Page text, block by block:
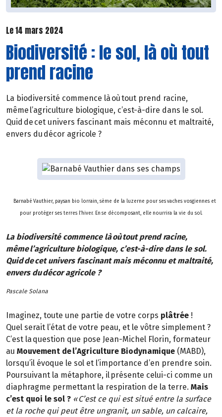
Le 14 mars 2024
Biodiversité : le sol, là où tout
prend racine
La biodiversité commence là où tout prend racine,
même l’agriculture biologique, c’est-à-dire dans le sol.
Quid de cet univers fascinant mais méconnu et maltraité,
envers du décor agricole ?
Barnabé Vauthier, paysan bio lorrain, sème de la luzerne pour ses vaches vosgiennes et
pour protéger ses terres l’hiver. En se décomposant, elle nourrira la vie du sol.
La biodiversité commence là où tout prend racine,
même l’agriculture biologique, c’est-à-dire dans le sol.
Quid de cet univers fascinant mais méconnu et maltraité,
envers du décor agricole ?
Pascale Solana
Imaginez, toute une partie de votre corps plâtrée !
Quel serait l’état de votre peau, et le vôtre simplement ?
C’est la question que pose Jean-Michel Florin, formateur
au Mouvement de l’Agriculture Biodynamique (MABD),
lorsqu’il évoque le sol et l’importance d’en prendre soin.
Poursuivant la métaphore, il présente celui-ci comme un
diaphragme permettant la respiration de la terre. Mais
c’est quoi le sol ? « C’est ce qui est situé entre la surface
et la roche qui peut être un granit, un sable, un calcaire,